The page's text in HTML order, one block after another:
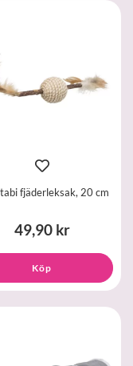
fjäderleksak, 20 cm
49,90 kr
Köp